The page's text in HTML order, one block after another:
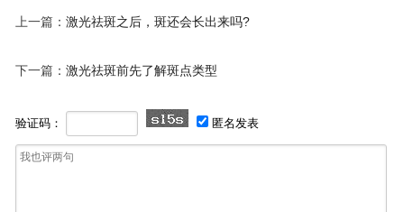
上一篇： 激光祛斑之后，斑还会长出来吗?
下一篇： 激光祛斑前先了解斑点类型
验证码： 匿名发表